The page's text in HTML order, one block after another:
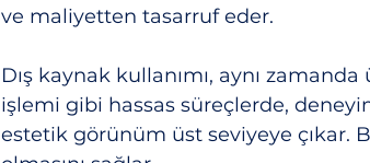
ve maliyetten tasarruf eder.
Dış kaynak kullanımı, aynı
işlemi gibi hassas süreçlerde,
estetik görünüm üst seviyeye çıkar.